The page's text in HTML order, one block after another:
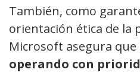
También, como
orientación ética de la
Microsoft asegura
operando con